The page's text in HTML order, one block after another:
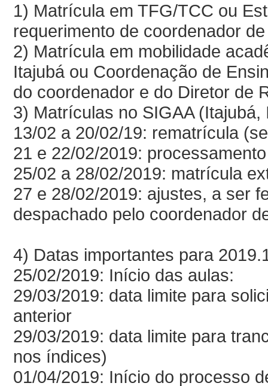
1) Matrícula em TFG/TCC ou
requerimento de coordenador
2) Matrícula em mobilidade
Itajubá ou Coordenação de
do coordenador e do Diretor de
3) Matrículas no SIGAA (Itajubá,
13/02 a 20/02/19: rematrícula
21 e 22/02/2019:
25/02 a 28/02/2019: matrícula
27 e 28/02/2019: ajustes, a ser
despachado pelo coordenador
4) Datas importantes para
25/02/2019: Início das aulas:
29/03/2019: data limite para
anterior
29/03/2019: data limite para
nos índices)
01/04/2019: Início do processo